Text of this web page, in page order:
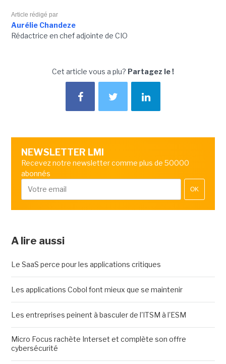
Article rédigé par
Aurélie Chandeze
Rédactrice en chef adjointe de CIO
Cet article vous a plu? Partagez le !
NEWSLETTER LMI
Recevez notre newsletter comme plus de 50000
abonnés
OK
A lire aussi
Le SaaS perce pour les applications critiques
Les applications Cobol font mieux que se maintenir
Les entreprises peinent à basculer de l'ITSM à l'ESM
Micro Focus rachète Interset et complète son offre
cybersécurité